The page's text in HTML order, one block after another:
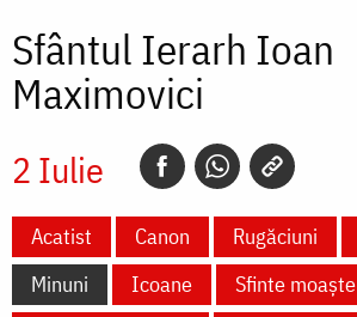
Sfântul Ierarh Ioan
Maximovici
2 Iulie
Acatist Canon Rugăciuni
Minuni
Icoane
Sfinte moaște